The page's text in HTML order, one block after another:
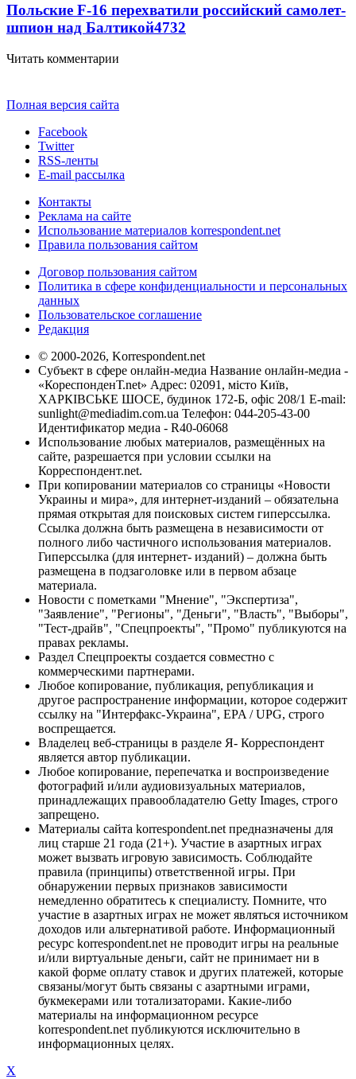
Польские F-16 перехватили российский самолет-
шпион над Балтикой4732
Читать комментарии
Полная версия сайта
Facebook
Twitter
RSS-ленты
E-mail рассылка
Контакты
Реклама на сайте
Использование материалов korrespondent.net
Правила пользования сайтом
Договор пользования сайтом
Политика в сфере конфиденциальности и персональных
данных
Пользовательское соглашение
Редакция
© 2000-2026, Korrespondent.net
Субъект в сфере онлайн-медиа Название онлайн-медиа -
«КореспонденТ.net» Адрес: 02091, місто Київ,
ХАРКІВСЬКЕ ШОСЕ, будинок 172-Б, офіс 208/1 E-mail:
sunlight@mediadim.com.ua Телефон: 044-205-43-00
Идентификатор медиа - R40-06068
Использование любых материалов, размещённых на
сайте, разрешается при условии ссылки на
Корреспондент.net.
При копировании материалов со страницы «Новости
Украины и мира», для интернет-изданий – обязательна
прямая открытая для поисковых систем гиперссылка.
Ссылка должна быть размещена в независимости от
полного либо частичного использования материалов.
Гиперссылка (для интернет- изданий) – должна быть
размещена в подзаголовке или в первом абзаце
материала.
Новости с пометками "Мнение", "Экспертиза",
"Заявление", "Регионы", "Деньги", "Власть", "Выборы",
"Тест-драйв", "Спецпроекты", "Промо" публикуются на
правах рекламы.
Раздел Спецпроекты создается совместно с
коммерческими партнерами.
Любое копирование, публикация, републикация и
другое распространение информации, которое содержит
ссылку на "Интерфакс-Украина", EPA / UPG, строго
воспрещается.
Владелец веб-страницы в разделе Я- Корреспондент
является автор публикации.
Любое копирование, перепечатка и воспроизведение
фотографий и/или аудиовизуальных материалов,
принадлежащих правообладателю Getty Images, строго
запрещено.
Материалы сайта korrespondent.net предназначены для
лиц старше 21 года (21+). Участие в азартных играх
может вызвать игровую зависимость. Соблюдайте
правила (принципы) ответственной игры. При
обнаружении первых признаков зависимости
немедленно обратитесь к специалисту. Помните, что
участие в азартных играх не может являться источником
доходов или альтернативой работе. Информационный
ресурс korrespondent.net не проводит игры на реальные
и/или виртуальные деньги, сайт не принимает ни в
какой форме оплату ставок и других платежей, которые
связаны/могут быть связаны с азартными играми,
букмекерами или тотализаторами. Какие-либо
материалы на информационном ресурсе
korrespondent.net публикуются исключительно в
информационных целях.
X